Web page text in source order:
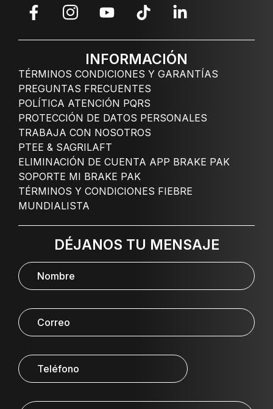
INFORMACIÓN
TÉRMINOS CONDICIONES Y GARANTÍAS
PREGUNTAS FRECUENTES
POLÍTICA ATENCIÓN PQRS
PROTECCIÓN DE DATOS PERSONALES
TRABAJA CON NOSOTROS
PTEE & SAGRILAFT
ELIMINACIÓN DE CUENTA APP BRAKE PAK
SOPORTE MI BRAKE PAK
TÉRMINOS Y CONDICIONES FIEBRE
MUNDIALISTA
DÉJANOS TU MENSAJE